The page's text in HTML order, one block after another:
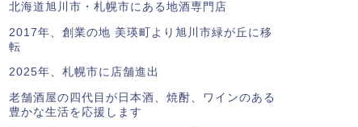
北海道旭川市・札幌市にある地酒専門店
2017年、創業の地 美瑛町より旭川市緑が丘に移
転
2025年、札幌市に店舗進出
老舗酒屋の四代目が日本酒、焼酎、ワインのある
豊かな生活を応援します